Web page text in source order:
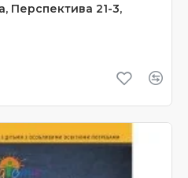
Перспектива 21-3,